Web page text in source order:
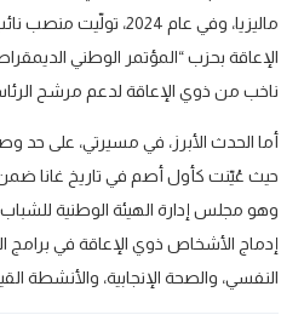
ماليزيا، وفي عام 2024،
الإعاقة بحزب “المؤتمر الوطني
ناخب من ذوي الإعاقة لدعم مرشح
حيث عُيّنت كأول أصم في تاريخ غانا
وهو مجلس إدارة الهيئة الوطنية
إدماج الأشخاص ذوي الإعاقة في برامج
النفسي، والصحة الإنجابية، والأنشطة